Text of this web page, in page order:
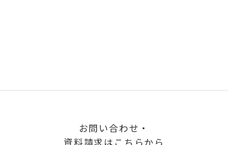
お問い合わせ・
資料請求はこちらから